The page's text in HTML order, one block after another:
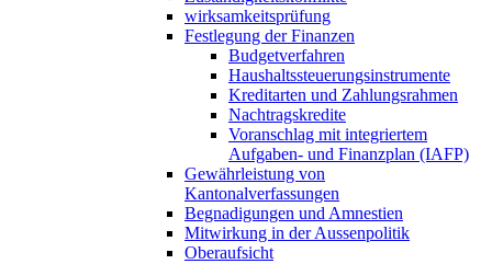
wirksamkeitsprüfung
Festlegung der Finanzen
Budgetverfahren
Haushaltssteuerungsinstrumente
Kreditarten und Zahlungsrahmen
Nachtragskredite
Voranschlag mit integriertem
Aufgaben- und Finanzplan (IAFP)
Gewährleistung von
Kantonalverfassungen
Begnadigungen und Amnestien
Mitwirkung in der Aussenpolitik
Oberaufsicht